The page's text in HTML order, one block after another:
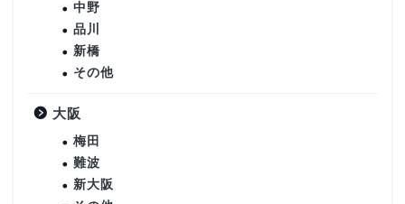
中野
品川
新橋
その他
大阪
梅田
難波
新大阪